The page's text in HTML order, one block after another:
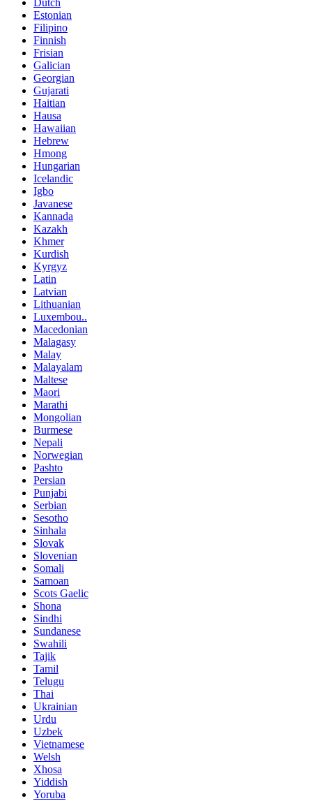
Estonian
Filipino
Finnish
Frisian
Galician
Georgian
Gujarati
Haitian
Hausa
Hawaiian
Hebrew
Hmong
Hungarian
Icelandic
Igbo
Javanese
Kannada
Kazakh
Khmer
Kurdish
Kyrgyz
Latin
Latvian
Lithuanian
Luxembou..
Macedonian
Malagasy
Malay
Malayalam
Maltese
Maori
Marathi
Mongolian
Burmese
Nepali
Norwegian
Pashto
Persian
Punjabi
Serbian
Sesotho
Sinhala
Slovak
Slovenian
Somali
Samoan
Scots Gaelic
Shona
Sindhi
Sundanese
Swahili
Tajik
Tamil
Telugu
Thai
Ukrainian
Urdu
Uzbek
Vietnamese
Welsh
Xhosa
Yiddish
Yoruba